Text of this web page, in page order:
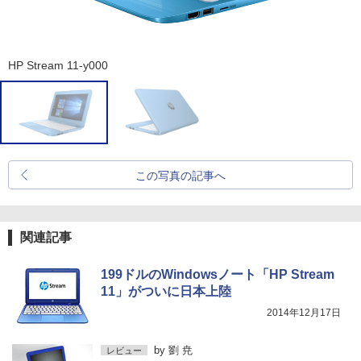
HP Stream 11-y000
この写真の記事へ
関連記事
199ドルのWindowsノート「HP Stream
11」がついに日本上陸
2014年12月17日
レビュー by 劉 尭